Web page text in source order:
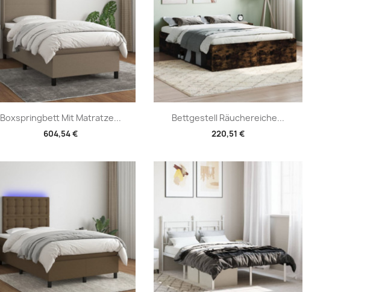
Boxspringbett Mit Matratze...
604,54 €
Vorschau Bettgestell Räuchereiche...
220,51 €
Vorschau